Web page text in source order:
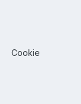
Cookie